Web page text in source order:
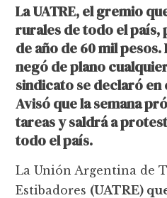
La UATRE, el gremio
rurales de todo el país,
de año de 60 mil pesos.
negó de plano
sindicato se declaró en
Avisó que la semana
tareas y saldrá a
todo el país.
‎La Unión Argentina de
Estibadores (UATRE)